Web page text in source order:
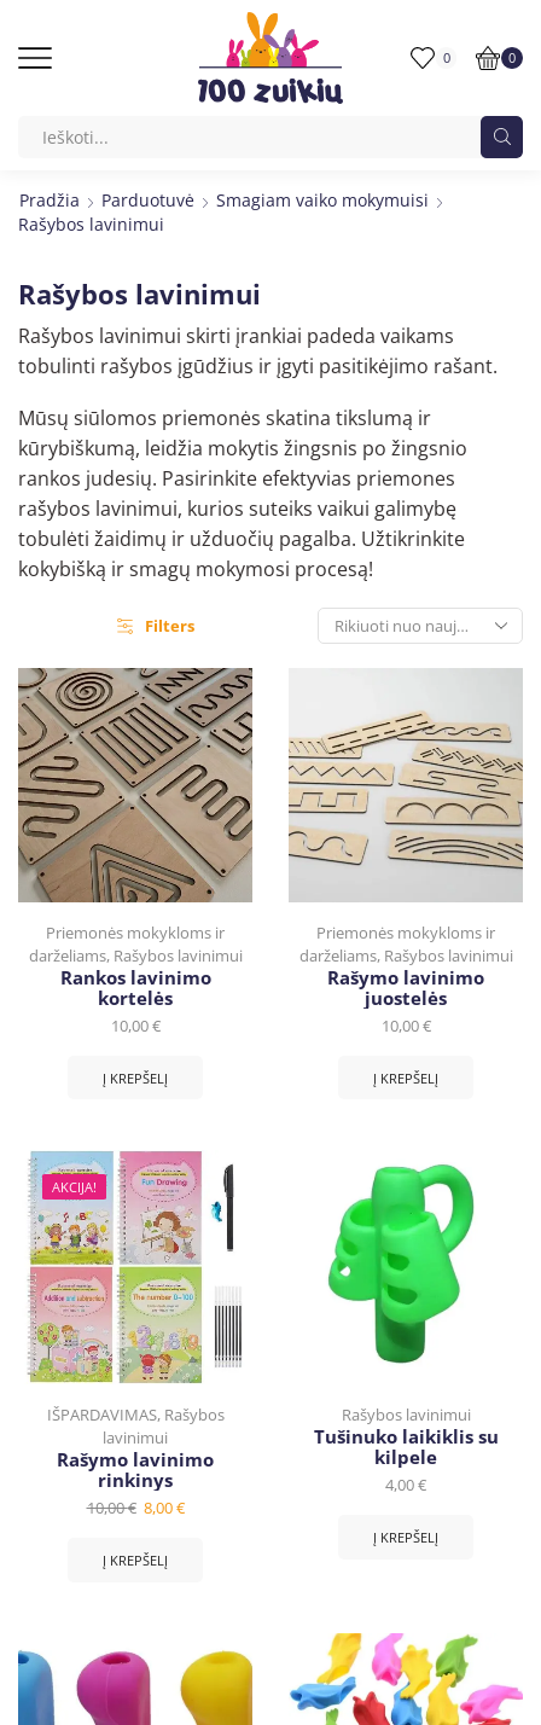
0 0
Pradžia Parduotuvė
Smagiam vaiko mokymuisi
Rašybos lavinimui
Rašybos lavinimui
Rašybos lavinimui skirti įrankiai padeda vaikams
tobulinti rašybos įgūdžius ir įgyti pasitikėjimo rašant.
Mūsų siūlomos priemonės skatina tikslumą ir
kūrybiškumą, leidžia mokytis žingsnis po žingsnio
rankos judesių. Pasirinkite efektyvias priemones
rašybos lavinimui, kurios suteiks vaikui galimybę
tobulėti žaidimų ir užduočių pagalba. Užtikrinkite
kokybišką ir smagų mokymosi procesą!
Filters
Priemonės mokykloms ir
darželiams, Rašybos lavinimui
Rankos lavinimo
kortelės
10,00€
Į KREPŠELĮ
Priemonės mokykloms ir
darželiams, Rašybos lavinimui
Rašymo lavinimo
juostelės
10,00€
Į KREPŠELĮ
AKCIJA!
IŠPARDAVIMAS, Rašybos
lavinimui
Rašymo lavinimo
rinkinys
10,00€ 8,00€
Į KREPŠELĮ
Rašybos lavinimui
Tušinuko laikiklis su
kilpele
4,00€
Į KREPŠELĮ